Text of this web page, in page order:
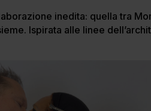
inedita: quella tra
Ispirata alle linee